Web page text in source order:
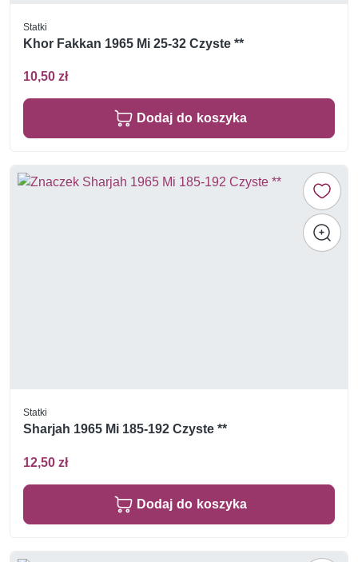
Statki
Khor Fakkan 1965 Mi 25-32 Czyste **
10,50 zł
Dodaj do koszyka
Statki
Sharjah 1965 Mi 185-192 Czyste **
12,50 zł
Dodaj do koszyka